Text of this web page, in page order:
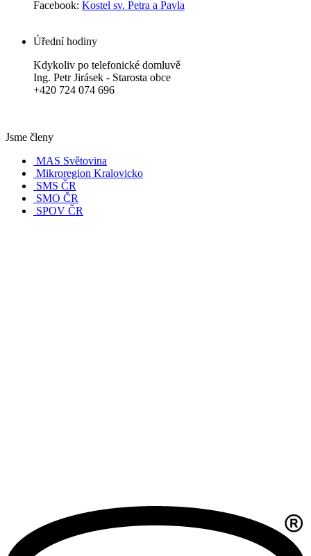
Facebook: Kostel sv. Petra a Pavla
Úřední hodiny
Kdykoliv po telefonické domluvě
Ing. Petr Jirásek - Starosta obce
+420 724 074 696
Jsme členy
MAS Světovina
Mikroregion Kralovicko
SMS ČR
SMO ČR
SPOV ČR